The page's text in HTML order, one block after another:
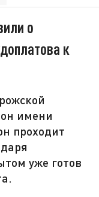
о
к
имени
проходит
уже готов